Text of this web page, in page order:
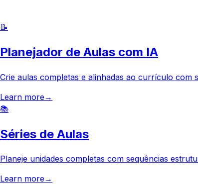
📝
Planejador de Aulas com IA
Crie aulas completas e alinhadas ao currículo com
Learn more→
📚
Séries de Aulas
Planeje unidades completas com sequências
Learn more→